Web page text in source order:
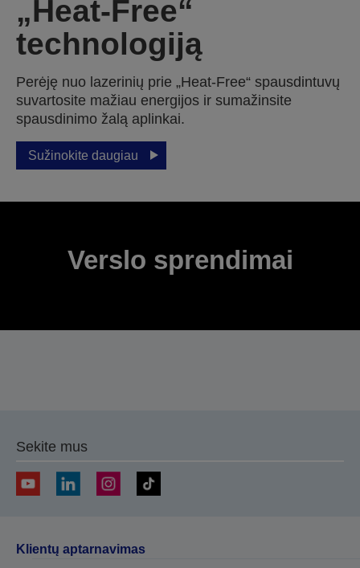
„Heat-Free“
technologiją
Perėję nuo lazerinių prie „Heat-Free“ spausdintuvų
suvartosite mažiau energijos ir sumažinsite
spausdinimo žalą aplinkai.
Sužinokite daugiau
Verslo sprendimai
Sekite mus
Klientų aptarnavimas